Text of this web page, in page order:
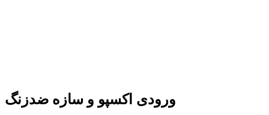
ورودی اکسپو و سازه ضدزنگ